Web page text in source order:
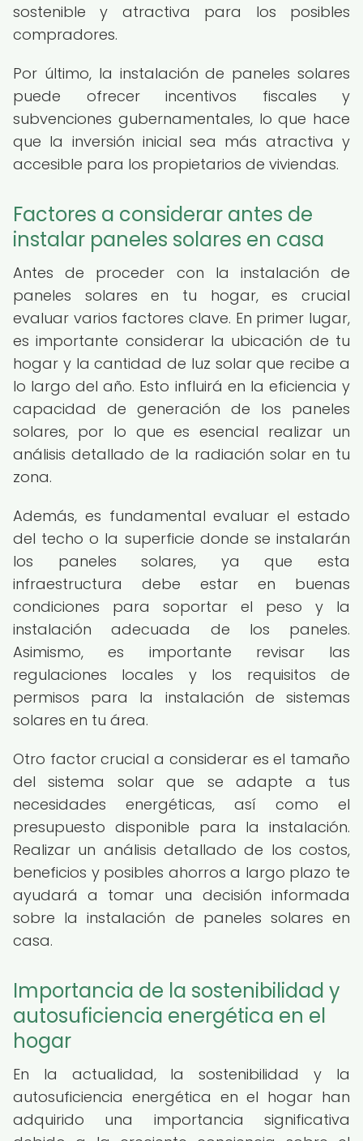
sostenible y atractiva para los posibles
compradores.
Por último, la instalación de paneles solares
puede ofrecer incentivos fiscales y
subvenciones gubernamentales, lo que hace
que la inversión inicial sea más atractiva y
accesible para los propietarios de viviendas.
Factores a considerar antes de
instalar paneles solares en casa
Antes de proceder con la instalación de
paneles solares en tu hogar, es crucial
evaluar varios factores clave. En primer lugar,
es importante considerar la ubicación de tu
hogar y la cantidad de luz solar que recibe a
lo largo del año. Esto influirá en la eficiencia y
capacidad de generación de los paneles
solares, por lo que es esencial realizar un
análisis detallado de la radiación solar en tu
zona.
Además, es fundamental evaluar el estado
del techo o la superficie donde se instalarán
los paneles solares, ya que esta
infraestructura debe estar en buenas
condiciones para soportar el peso y la
instalación adecuada de los paneles.
Asimismo, es importante revisar las
regulaciones locales y los requisitos de
permisos para la instalación de sistemas
solares en tu área.
Otro factor crucial a considerar es el tamaño
del sistema solar que se adapte a tus
necesidades energéticas, así como el
presupuesto disponible para la instalación.
Realizar un análisis detallado de los costos,
beneficios y posibles ahorros a largo plazo te
ayudará a tomar una decisión informada
sobre la instalación de paneles solares en
casa.
Importancia de la sostenibilidad y
autosuficiencia energética en el
hogar
En la actualidad, la sostenibilidad y la
autosuficiencia energética en el hogar han
adquirido una importancia significativa